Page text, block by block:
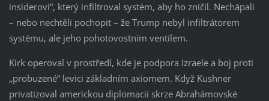
insiderovi“, který infiltroval systém, aby ho zničil. Nechápali
– nebo nechtěli pochopit – že Trump nebyl infiltrátorem
systému, ale jeho pohotovostním ventilem.
Kirk operoval v prostředí, kde je podpora Izraele a boj proti
„probuzené“ levici základním axiomem. Když Kushner
privatizoval americkou diplomacii skrze Abrahámovské